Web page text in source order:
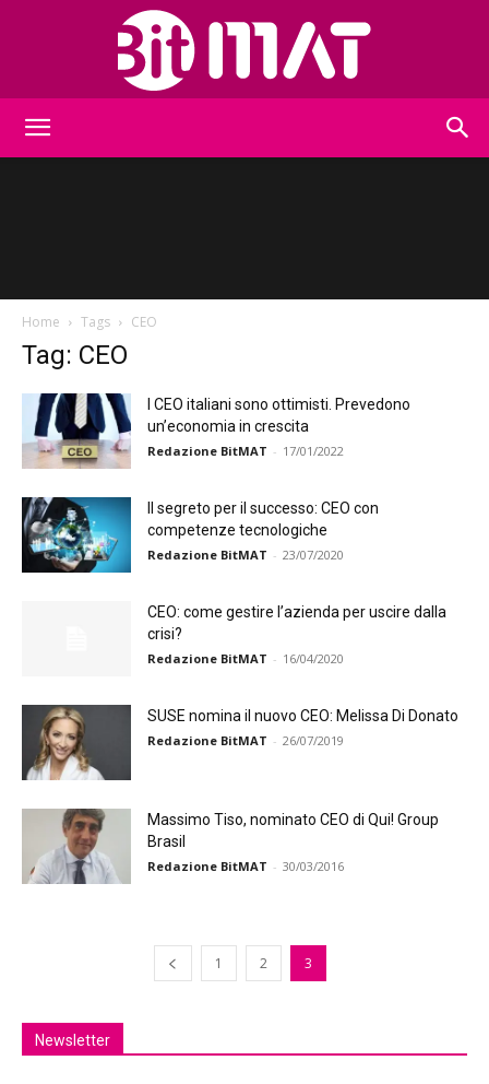
Home Tags CEO
Tag: CEO
I CEO italiani sono ottimisti. Prevedono
un’economia in crescita
Redazione BitMAT - 17/01/2022
Il segreto per il successo: CEO con
competenze tecnologiche
Redazione BitMAT - 23/07/2020
CEO: come gestire l’azienda per uscire dalla
crisi?
Redazione BitMAT - 16/04/2020
SUSE nomina il nuovo CEO: Melissa Di Donato
Redazione BitMAT - 26/07/2019
Massimo Tiso, nominato CEO di Qui! Group
Brasil
Redazione BitMAT - 30/03/2016
1 2 3
Newsletter